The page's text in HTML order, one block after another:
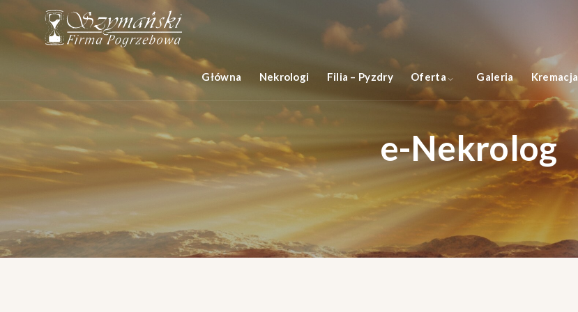
Główna Nekrologi Filia – Pyzdry Oferta Galeria Kremacja
e-Nekrolog